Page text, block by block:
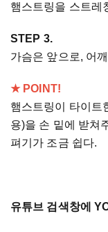
햄스트링을 스트레
STEP 3.
가슴은 앞으로, 어
★ POINT!
햄스트링이 타이트
용)을 손 밑에 받쳐
펴기가 조금 쉽다.
유튜브 검색창에